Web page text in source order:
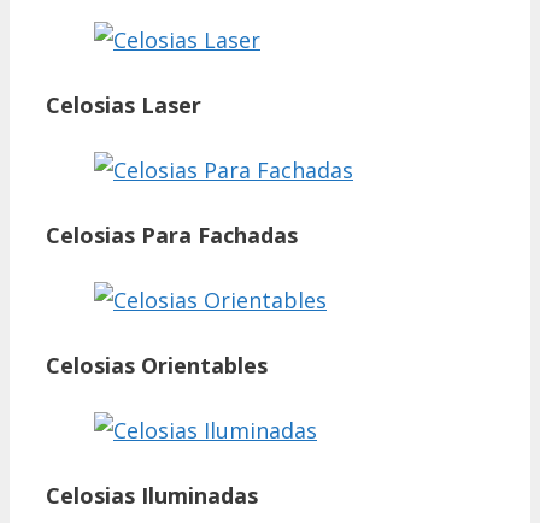
Celosias Laser
Celosias Para Fachadas
Celosias Orientables
Celosias Iluminadas